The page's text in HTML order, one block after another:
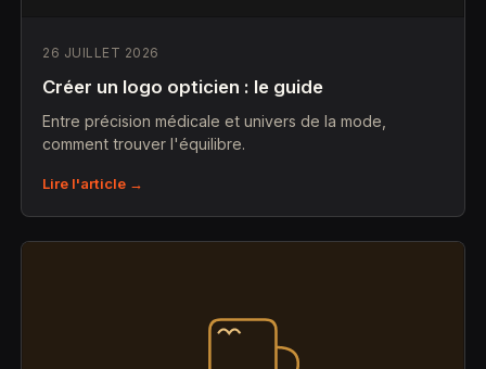
26 JUILLET 2026
Créer un logo opticien : le guide
Entre précision médicale et univers de la mode,
comment trouver l'équilibre.
Lire l'article →